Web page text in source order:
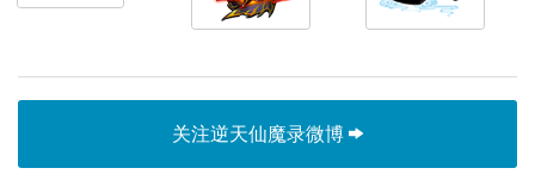
关注逆天仙魔录微博